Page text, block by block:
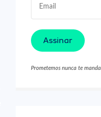
Assinar
Prometemos nunca te